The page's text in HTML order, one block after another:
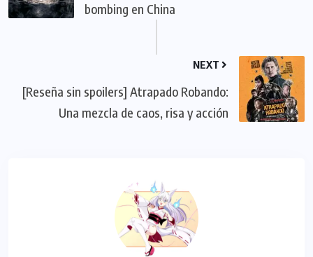
bombing en China
NEXT
[Reseña sin spoilers] Atrapado Robando:
Una mezcla de caos, risa y acción